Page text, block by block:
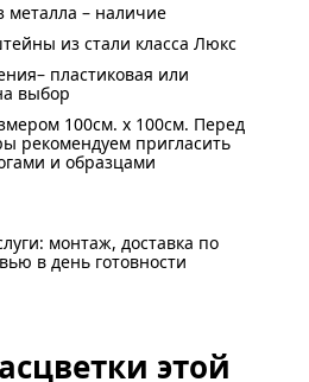
металла – наличие
из стали класса Люкс
пластиковая или
выбор
100см. x 100см. Перед
рекомендуем пригласить
и образцами
монтаж, доставка по
в день готовности
этой